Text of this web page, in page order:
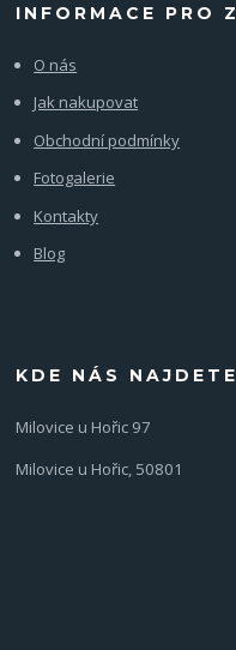
INFORMACE PRO
O nás
Jak nakupovat
Obchodní podmínky
Fotogalerie
Kontakty
Blog
KDE NÁS NAJDETE
Milovice u Hořic 97
Milovice u Hořic, 50801